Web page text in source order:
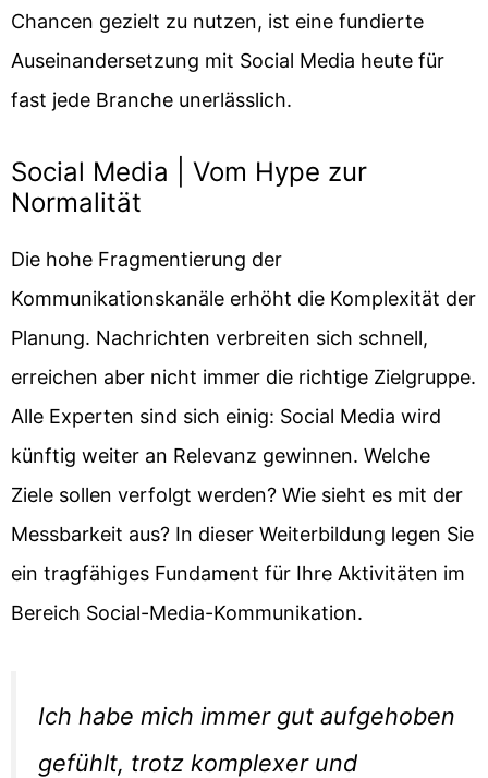
Chancen gezielt zu nutzen, ist eine fundierte
Auseinandersetzung mit Social Media heute für
fast jede Branche unerlässlich.
Social Media | Vom Hype zur
Normalität
Die hohe Fragmentierung der
Kommunikationskanäle erhöht die Komplexität der
Planung. Nachrichten verbreiten sich schnell,
erreichen aber nicht immer die richtige Zielgruppe.
Alle Experten sind sich einig: Social Media wird
künftig weiter an Relevanz gewinnen. Welche
Ziele sollen verfolgt werden? Wie sieht es mit der
Messbarkeit aus? In dieser Weiterbildung legen Sie
ein tragfähiges Fundament für Ihre Aktivitäten im
Bereich Social-Media-Kommunikation.
Ich habe mich immer gut aufgehoben
gefühlt, trotz komplexer und